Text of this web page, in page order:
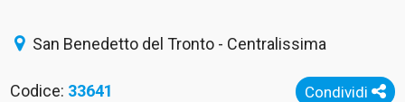
San Benedetto del Tronto - Centralissima
Condividi
Codice: 33641